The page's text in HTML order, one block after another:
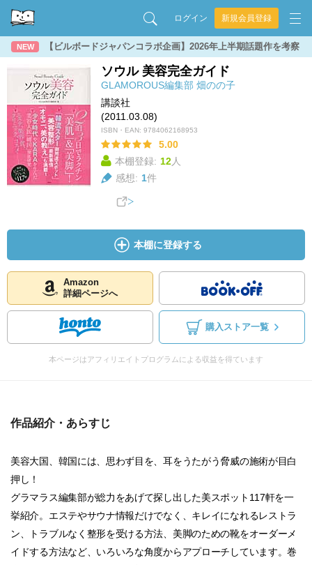
ログイン 新規会員登録
NEW 【ビルボードジャパンコラボ企画】2026年上半期話題作を考察
ソウル 美容完全ガイド
GLAMOROUS編集部 畑のの子
講談社
(2011.03.08)
ISBN・EAN: 9784062168953
5.00
本棚登録: 12人
感想: 1件
本棚に登録する
Amazon
詳細ページへ
購入ストア一覧
本ページはアフィリエイトプログラムによる収益を得ています
作品紹介・あらすじ
美容大国、韓国には、思わず目を、耳をうたがう脅威の施術が目白
押し！
グラマラス編集部が総力をあげて探し出した美スポット117軒を一
挙紹介。エステやサウナ情報だけでなく、キレイになれるレストラ
ン、トラブルなく整形を受ける方法、美脚のための靴をオーダーメ
イドする方法など、いろいろな角度からアプローチしています。巻